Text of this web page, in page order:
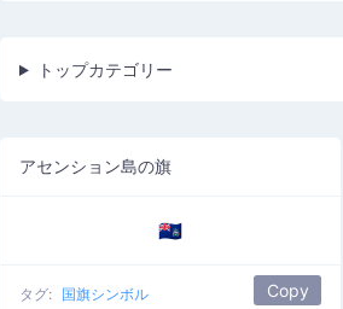
トップカテゴリー
アセンション島の旗
🇦🇨
タグ: 国旗シンボル Copy